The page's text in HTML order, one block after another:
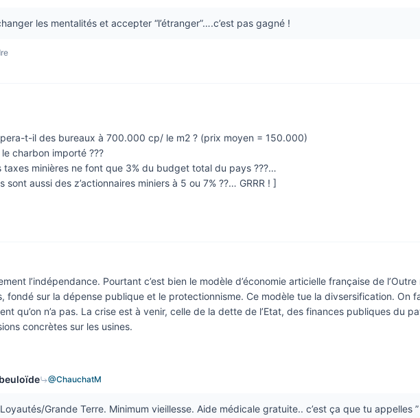
les mentalités et accepter “l’étranger”….c’est pas gagné !
t-il des bureaux à 700.000 cp/ le m2 ? (prix moyen = 150.000)
charbon importé ???
taxes minières ne font que 3% du budget total du pays ???…
sont aussi des z’actionnaires miniers à 5 ou 7% ??… GRRR ! ]
l’indépendance. Pourtant c’est bien le modèle d’économie articielle française de
fondé sur la dépense publique et le protectionnisme. Ce modèle tue la divsersification. On
qu’on n’a pas. La crise est à venir, celle de la dette de l’Etat, des finances publiques du
concrètes sur les usines.
@ChauchatM
Grande Terre. Minimum vieillesse. Aide médicale gratuite.. c’est ça que tu appelles ”